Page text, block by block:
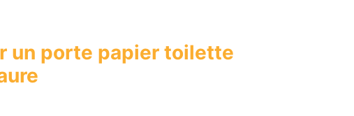
un porte papier toilette